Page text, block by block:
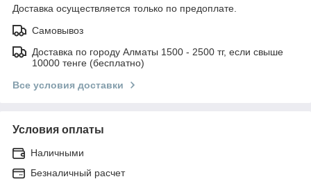
Доставка осуществляется только по предоплате.
Самовывоз
Доставка по городу Алматы 1500 - 2500 тг, если свыше
10000 тенге (бесплатно)
Все условия доставки
Условия оплаты
Наличными
Безналичный расчет